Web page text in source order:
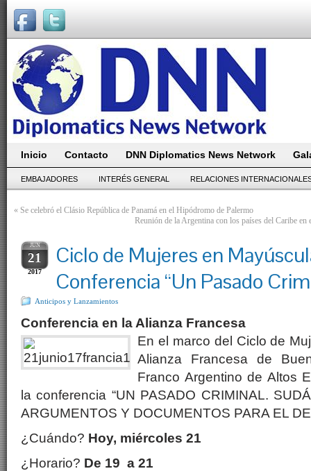
Inicio Contacto DNN Diplomatics News Network
EMBAJADORES INTERÉS GENERAL RELACIONES
« Se celebró el Clásio República de Panamá en el Hipódromo de Palermo
Reunión de la Argentina con los países del Caribe
JUN
21
2017
Ciclo de Mujeres en
Conferencia “Un Pasado
Anticipos y Lanzamientos
Conferencia en la Alianza Francesa
En el marco del Ciclo de
Alianza Francesa de
Franco Argentino de Altos
la conferencia “UN PASADO CRIMINAL.
ARGUMENTOS Y DOCUMENTOS PARA EL
¿Cuándo? Hoy, miércoles 21
¿Horario? De 19 a 21